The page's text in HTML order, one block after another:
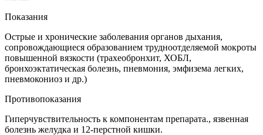
Показания
Острые и хронические заболевания органов дыхания,
сопровождающиеся образованием трудноотделяемой мокроты
повышенной вязкости (трахеобронхит, ХОБЛ,
бронхоэктатическая болезнь, пневмония, эмфизема легких,
пневмокониоз и др.)
Противопоказания
Гиперчувствительность к компонентам препарата., язвенная
болезнь желудка и 12-перстной кишки.